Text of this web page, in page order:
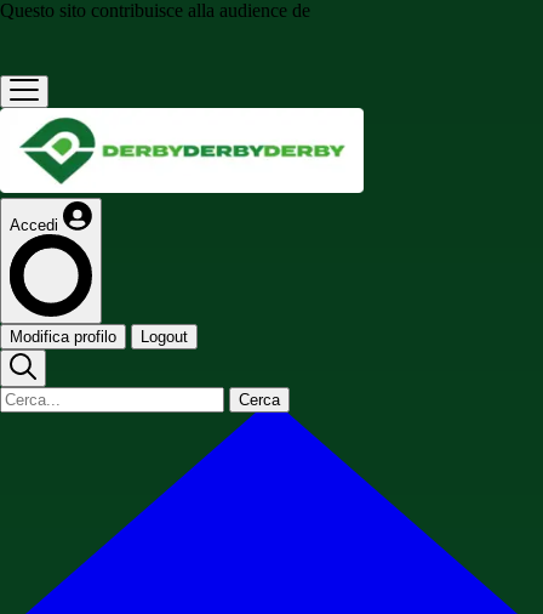
Questo sito contribuisce alla audience de
Accedi
Modifica profilo Logout
Cerca